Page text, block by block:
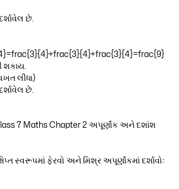
છે.
શકાય.
લીધા)
છે.
સ્વરૂપમાં ફેરવો અને મિશ્ર અપૂર્ણાંકમાં દર્શાવોઃ